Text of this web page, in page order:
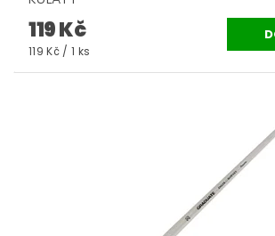
119 Kč
119 Kč / 1 ks